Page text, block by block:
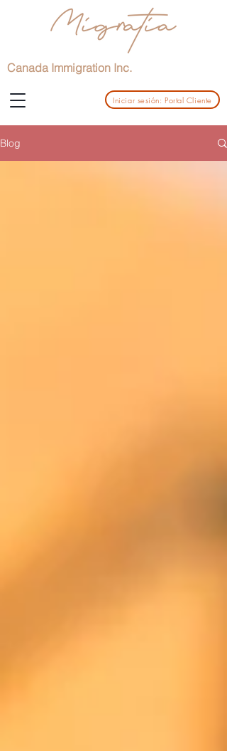
Iniciar sesión: Portal Cliente
Canada Immigration Inc.
Blog